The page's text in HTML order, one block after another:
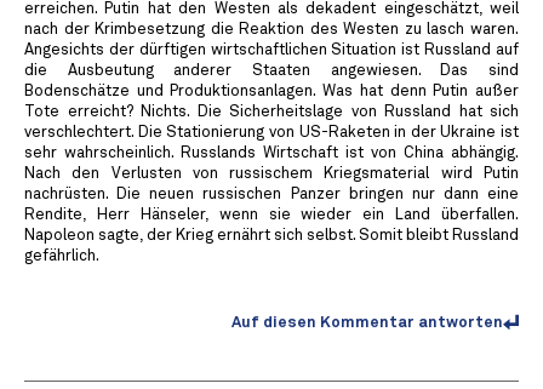
erreichen. Putin hat den Westen als dekadent eingeschätzt, weil
nach der Krimbesetzung die Reaktion des Westen zu lasch waren.
Angesichts der dürftigen wirtschaftlichen Situation ist Russland auf
die Ausbeutung anderer Staaten angewiesen. Das sind
Bodenschätze und Produktionsanlagen. Was hat denn Putin außer
Tote erreicht? Nichts. Die Sicherheitslage von Russland hat sich
verschlechtert. Die Stationierung von US-Raketen in der Ukraine ist
sehr wahrscheinlich. Russlands Wirtschaft ist von China abhängig.
Nach den Verlusten von russischem Kriegsmaterial wird Putin
nachrüsten. Die neuen russischen Panzer bringen nur dann eine
Rendite, Herr Hänseler, wenn sie wieder ein Land überfallen.
Napoleon sagte, der Krieg ernährt sich selbst. Somit bleibt Russland
gefährlich.
Auf diesen Kommentar antworten